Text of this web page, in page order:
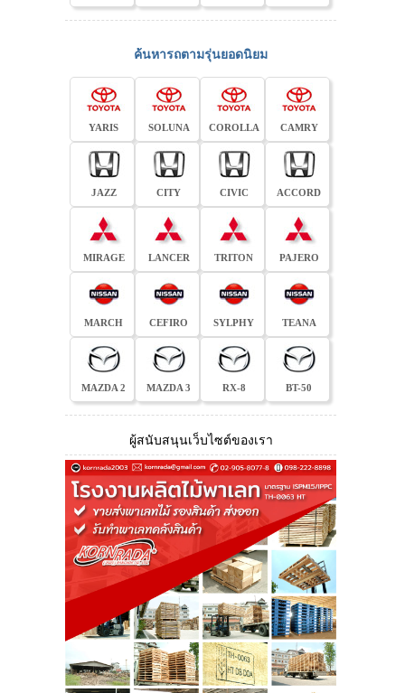
ค้นหารถตามรุ่นยอดนิยม
YARIS SOLUNA COROLLA CAMRY
JAZZ CITY CIVIC ACCORD
MIRAGE LANCER TRITON PAJERO
MARCH CEFIRO SYLPHY TEANA
MAZDA 2 MAZDA 3 RX-8 BT-50
ผู้สนับสนุนเว็บไซต์ของเรา